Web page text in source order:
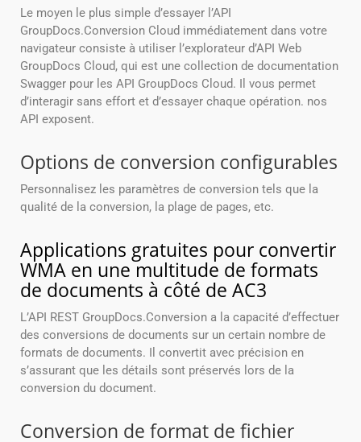
Le moyen le plus simple d’essayer l’API
GroupDocs.Conversion Cloud immédiatement dans votre
navigateur consiste à utiliser l’explorateur d’API Web
GroupDocs Cloud, qui est une collection de documentation
Swagger pour les API GroupDocs Cloud. Il vous permet
d’interagir sans effort et d’essayer chaque opération. nos
API exposent.
Options de conversion configurables
Personnalisez les paramètres de conversion tels que la
qualité de la conversion, la plage de pages, etc.
Applications gratuites pour convertir
WMA en une multitude de formats
de documents à côté de AC3
L’API REST GroupDocs.Conversion a la capacité d’effectuer
des conversions de documents sur un certain nombre de
formats de documents. Il convertit avec précision en
s’assurant que les détails sont préservés lors de la
conversion du document.
Conversion de format de fichier